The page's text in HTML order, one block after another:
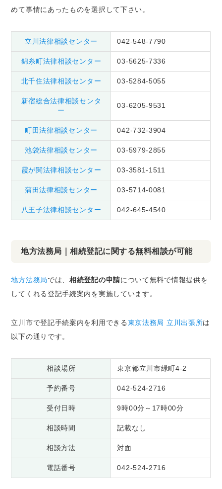
めて事情にあったものを選択して下さい。
立川法律相談センター 042-548-7790
錦糸町法律相談センター 03-5625-7336
北千住法律相談センター 03-5284-5055
新宿総合法律相談センタ
ー
03-6205-9531
町田法律相談センター 042-732-3904
池袋法律相談センター 03-5979-2855
霞が関法律相談センター 03-3581-1511
蒲田法律相談センター 03-5714-0081
八王子法律相談センター 042-645-4540
地方法務局｜相続登記に関する無料相談が可能
地方法務局では、相続登記の申請について無料で情報提供を
してくれる登記手続案内を実施しています。
立川市で登記手続案内を利用できる東京法務局 立川出張所は
以下の通りです。
相談場所 東京都立川市緑町4-2
予約番号 042-524-2716
受付日時 9時00分～17時00分
相談時間 記載なし
相談方法 対面
電話番号 042-524-2716